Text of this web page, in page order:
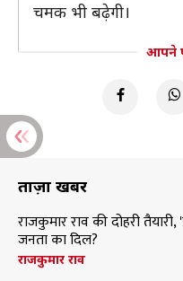
चमक भी बढ़ेगी।
आपने
ताज़ा खबरें
राजकुमार राव की दोहरी
जनता का दिल?
राजकुमार राव